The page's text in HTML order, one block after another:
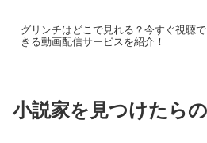
グリンチはどこで見れる？今すぐ視聴で
きる動画配信サービスを紹介！
小説家を見つけたら